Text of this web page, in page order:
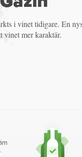
vinet mer karaktär.